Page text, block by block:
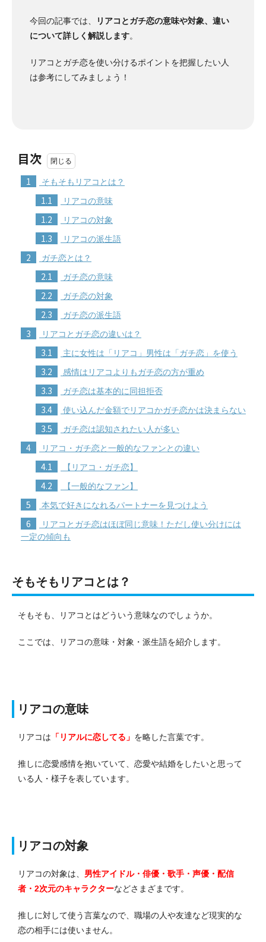
今回の記事では、
リアコとガチ恋の意味や対象、違い
について詳しく解説します。
リアコとガチ恋を使い分けるポイントを把握したい人
は参考にしてみましょう！
目次
1 そもそもリアコとは？
1.1 リアコの意味
1.2 リアコの対象
1.3 リアコの派生語
2 ガチ恋とは？
2.1 ガチ恋の意味
2.2 ガチ恋の対象
2.3 ガチ恋の派生語
3 リアコとガチ恋の違いは？
3.1 主に女性は「リアコ」男性は「ガチ恋」を使う
3.2 感情はリアコよりもガチ恋の方が重め
3.3 ガチ恋は基本的に同担拒否
3.4 使い込んだ金額でリアコかガチ恋かは決まらない
3.5 ガチ恋は認知されたい人が多い
4 リアコ・ガチ恋と一般的なファンとの違い
4.1 【リアコ・ガチ恋】
4.2 【一般的なファン】
5 本気で好きになれるパートナーを見つけよう
6
リアコとガチ恋はほぼ同じ意味！ただし使い分けには
一定の傾向も
そもそもリアコとは？
そもそも、リアコとはどういう意味なのでしょうか。
ここでは、リアコの意味・対象・派生語を紹介します。
リアコの意味
リアコは 「リアルに恋してる」 を略した言葉です。
推しに恋愛感情を抱いていて、恋愛や結婚をしたいと思って
いる人・様子を表しています。
リアコの対象
リアコの対象は、 男性アイドル・俳優・歌手・声優・配信
者・2次元のキャラクターなどさまざまです。
推しに対して使う言葉なので、職場の人や友達など現実的な
恋の相手には使いません。